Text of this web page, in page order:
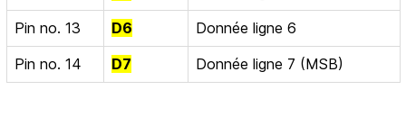
Pin no. 13
D6
Donnée ligne 6
Pin no. 14
D7 Donnée ligne 7 (MSB)